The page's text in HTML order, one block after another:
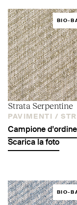
BIO-
Strata Serpentine
PAVIMENTI /
Campione d'ordine
Scarica la foto
BIO-